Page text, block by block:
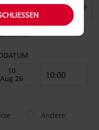
Andere